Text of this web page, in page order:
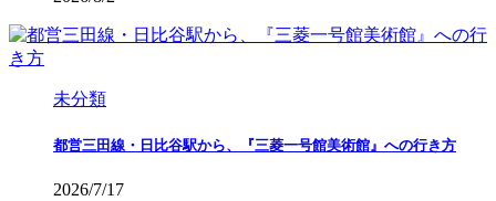
未分類
都営三田線・日比谷駅から、『三菱一号館美術館』への行き方
2026/7/17